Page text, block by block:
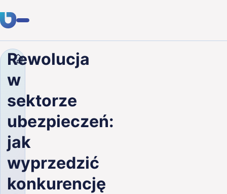
Usługi
Klienci
Branże
O nas
Blog
Firma Blog
Rewolucja
w
sektorze
ubezpieczeń:
jak
wyprzedzić
konkurencję